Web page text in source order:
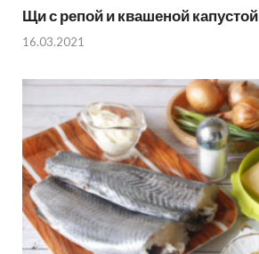
Щи с репой и квашеной капустой
16.03.2021